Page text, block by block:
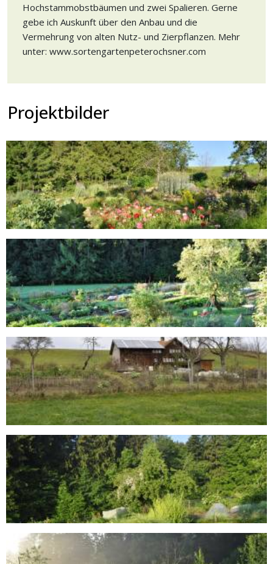
Hochstammobstbäumen und zwei Spalieren. Gerne
gebe ich Auskunft über den Anbau und die
Vermehrung von alten Nutz- und Zierpflanzen. Mehr
unter: www.sortengartenpeterochsner.com
Projektbilder